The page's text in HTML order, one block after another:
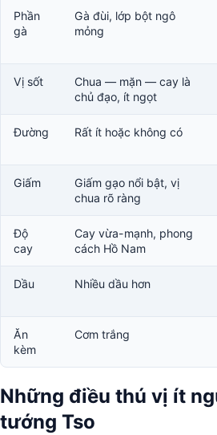
Phần
gà
Gà đùi, lớp bột ngô
mỏng
Vị sốt
Chua — mặn — cay là
chủ đạo, ít ngọt
Đường Rất ít hoặc không có
Giấm
Giấm gạo nổi bật, vị
chua rõ ràng
Độ
cay
Cay vừa-mạnh, phong
cách Hồ Nam
Dầu Nhiều dầu hơn
Ăn
kèm
Cơm trắng
Những điều thú vị ít
tướng Tso